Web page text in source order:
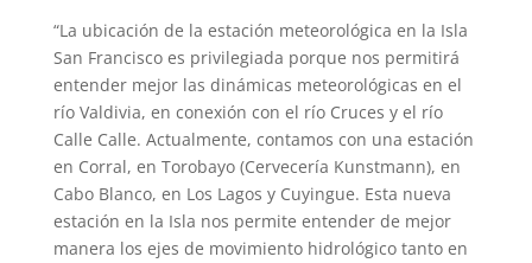
“La ubicación de la estación meteorológica en la Isla
San Francisco es privilegiada porque nos permitirá
entender mejor las dinámicas meteorológicas en el
río Valdivia, en conexión con el río Cruces y el río
Calle Calle. Actualmente, contamos con una estación
en Corral, en Torobayo (Cervecería Kunstmann), en
Cabo Blanco, en Los Lagos y Cuyingue. Esta nueva
estación en la Isla nos permite entender de mejor
manera los ejes de movimiento hidrológico tanto en